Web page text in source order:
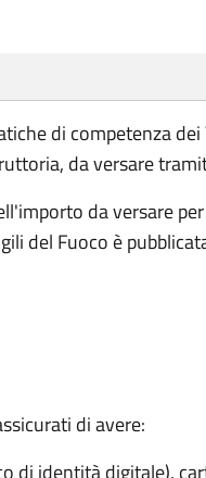
di competenza
da versare
da versare
del Fuoco è
di avere:
di identità digitale),